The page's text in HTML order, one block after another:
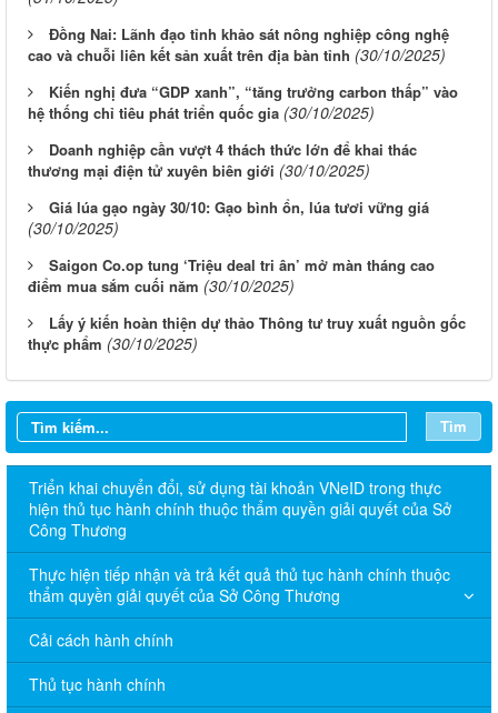
Đồng Nai: Lãnh đạo tỉnh khảo sát nông nghiệp công nghệ
cao và chuỗi liên kết sản xuất trên địa bàn tỉnh (30/10/2025)
Kiến nghị đưa “GDP xanh”, “tăng trưởng carbon thấp” vào
hệ thống chỉ tiêu phát triển quốc gia (30/10/2025)
Doanh nghiệp cần vượt 4 thách thức lớn để khai thác
thương mại điện tử xuyên biên giới (30/10/2025)
Giá lúa gạo ngày 30/10: Gạo bình ổn, lúa tươi vững giá
(30/10/2025)
Saigon Co.op tung ‘Triệu deal tri ân’ mở màn tháng cao
điểm mua sắm cuối năm (30/10/2025)
Lấy ý kiến hoàn thiện dự thảo Thông tư truy xuất nguồn gốc
thực phẩm (30/10/2025)
Tìm
Triển khai chuyển đổi, sử dụng tài khoản VNeID trong thực
hiện thủ tục hành chính thuộc thẩm quyền giải quyết của Sở
Công Thương
Thực hiện tiếp nhận và trả kết quả thủ tục hành chính thuộc
thẩm quyền giải quyết của Sở Công Thương
Cải cách hành chính
Thủ tục hành chính